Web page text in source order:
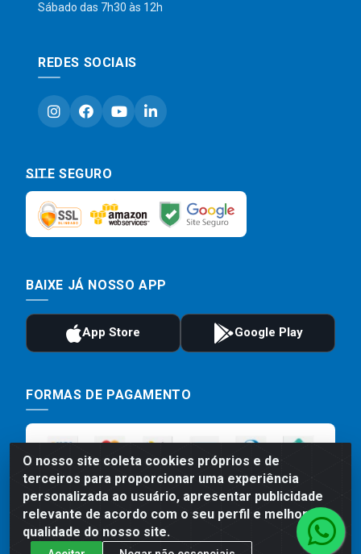
O nosso site coleta cookies próprios e de
terceiros para proporcionar uma experiência
personalizada ao usuário, apresentar publicidade
relevante de acordo com o seu perfil e melhorar a
qualidade do nosso site.
Sábado das 7h30 às 12h
REDES SOCIAIS
SITE SEGURO
BAIXE JÁ NOSSO APP
FORMAS DE PAGAMENTO